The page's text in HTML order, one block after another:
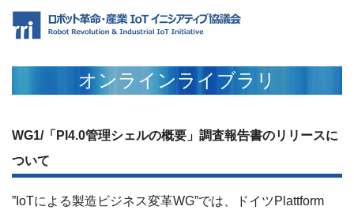
オンラインライブラリ
WG1/「PI4.0管理シェルの概要」調査報告書のリリースに
ついて
”IoTによる製造ビジネス変革WG”では、ドイツPlattform